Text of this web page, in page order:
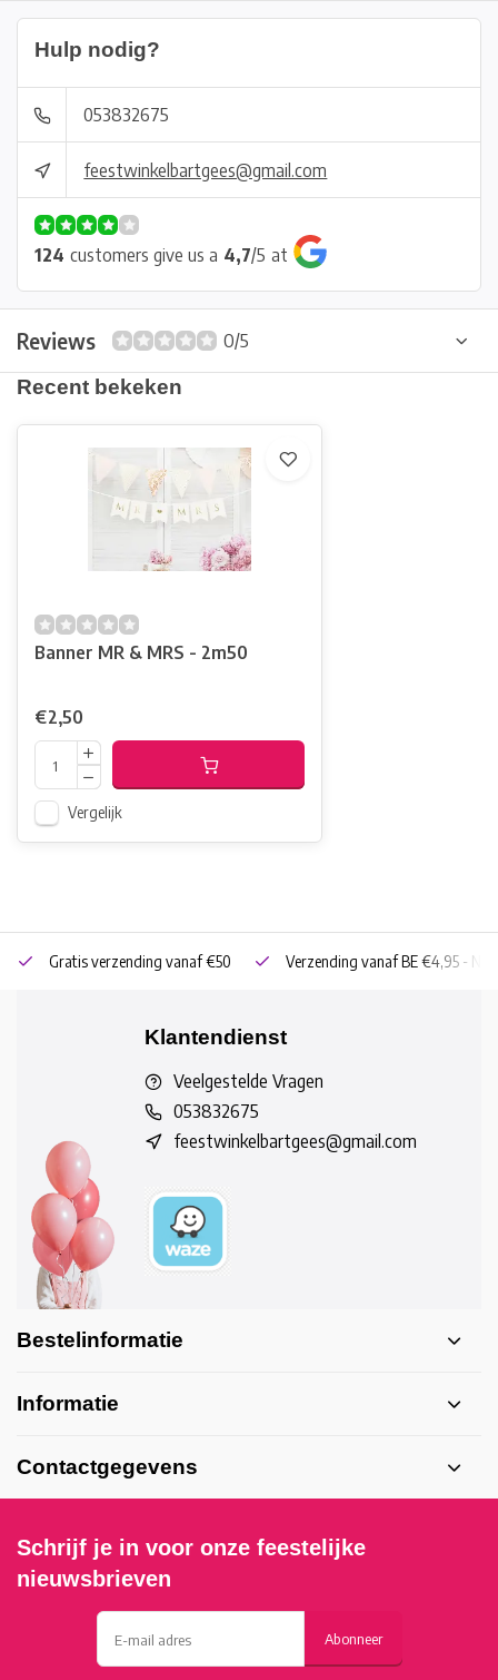
Hulp nodig?
053832675
feestwinkelbartgees@gmail.com
124 customers give us a 4,7/5 at
Reviews
0/5
Recent bekeken
Banner MR & MRS - 2m50
€2,50
Vergelijk
Gratis verzending vanaf €50 Verzending vanaf BE €4,95 - NL
Klantendienst
Veelgestelde Vragen
053832675
feestwinkelbartgees@gmail.com
Bestelinformatie
Informatie
Contactgegevens
Schrijf je in voor onze feestelijke
nieuwsbrieven
Abonneer